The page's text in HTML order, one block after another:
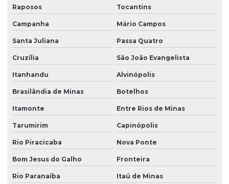
Raposos Tocantins
Campanha Mário Campos
Santa Juliana Passa Quatro
Cruzília São João Evangelista
Itanhandu Alvinópolis
Brasilândia de Minas Botelhos
Itamonte Entre Rios de Minas
Tarumirim Capinópolis
Rio Piracicaba Nova Ponte
Bom Jesus do Galho Fronteira
Rio Paranaíba Itaú de Minas